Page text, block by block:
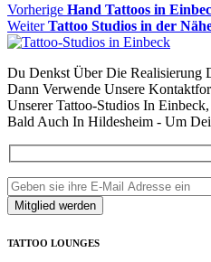
Beitragsnavigation
Vorherige Vorheriger
Beitrag
Hand Tattoos in
Weiter Nächster
Beitrag:
Tattoo Studios in der
Du Denkst Über Die Realisierung
Dann Verwende Unsere
Unserer Tattoo-Studios In
Bald Auch In Hildesheim - Um
TATTOO LOUNGES